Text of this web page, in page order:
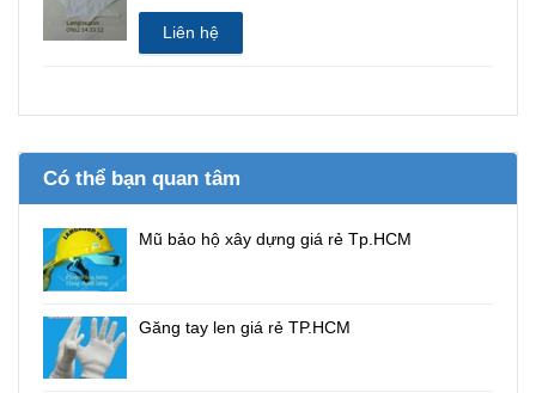
Liên hệ
Có thể bạn quan tâm
Mũ bảo hộ xây dựng giá rẻ Tp.HCM
Găng tay len giá rẻ TP.HCM